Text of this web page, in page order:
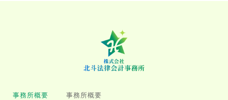
事務所概要 事務所概要